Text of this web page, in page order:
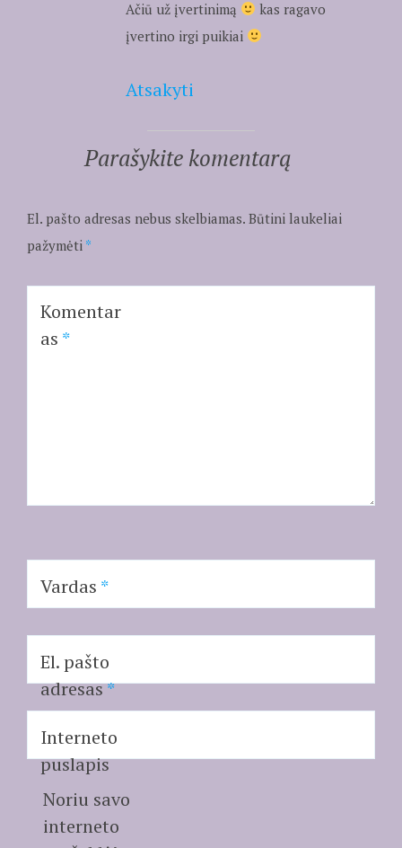
Ačiū už įvertinimą
kas ragavo
įvertino irgi puikiai
Atsakyti
Parašykite komentarą
El. pašto adresas nebus skelbiamas. Būtini laukeliai
pažymėti *
Komentar
as *
Vardas *
El. pašto
adresas*
Interneto
puslapis
Noriu savo
interneto